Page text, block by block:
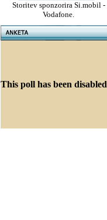
Storitev sponzorira Si.mobil -
Vodafone.
This poll has been disabled